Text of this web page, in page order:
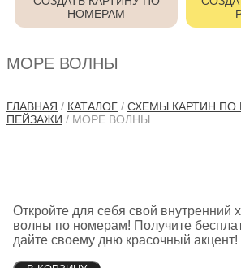
НОМЕРАМ
МОРЕ ВОЛНЫ
ГЛАВНАЯ / КАТАЛОГ / СХЕМЫ КАРТИН ПО
ПЕЙЗАЖИ / МОРЕ ВОЛНЫ
Откройте для себя свой внутренний
волны по номерам! Получите
дайте своему дню красочный акцент!